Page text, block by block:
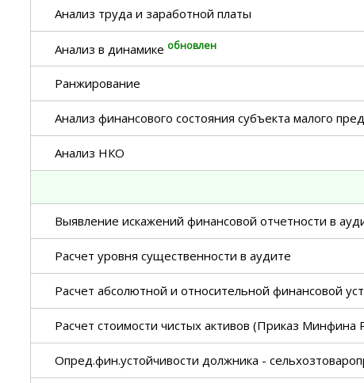
Анализ труда и заработной платы
Анализ в динамике обновлен
Ранжирование
Анализ финансового состояния субъекта малого
Анализ НКО
Выявление искажений финансовой отчетности в
Расчет уровня существенности в аудите
Расчет абсолютной и относительной финансовой
Расчет стоимости чистых активов (Приказ
Опред.фин.устойчивости должника -